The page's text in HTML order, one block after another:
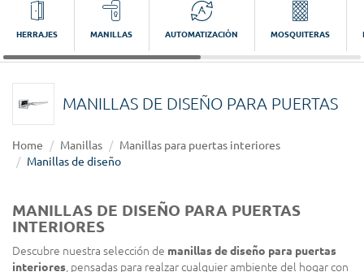
HERRAJES MANILLAS AUTOMATIZACIÓN MOSQUITERAS
MANILLAS DE DISEÑO PARA PUERTAS
Home Manillas
Manillas para puertas interiores
Manillas de diseño
MANILLAS DE DISEÑO PARA PUERTAS
INTERIORES
Descubre nuestra selección de manillas de diseño para puertas
interiores , pensadas para realzar cualquier ambiente del hogar con